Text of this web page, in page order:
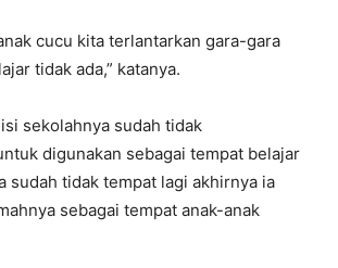
cucu kita terlantarkan gara-gara
tidak ada,” katanya.
sekolahnya sudah tidak
digunakan sebagai tempat belajar
sudah tidak tempat lagi akhirnya ia
sebagai tempat anak-anak